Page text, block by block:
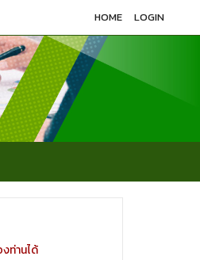
HOME LOGIN
ท่านได้